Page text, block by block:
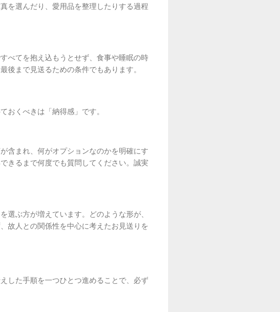
を選んだり、愛用品を整理したりする過程
べてを抱え込もうとせず、食事や睡眠の時
後まで見送るための条件でもあります。
おくべきは「納得感」です。
含まれ、何がオプションなのかを明確にす
きるまで何度でも質問してください。誠実
選ぶ方が増えています。どのような形が、
故人との関係性を中心に考えたお見送りを
した手順を一つひとつ進めることで、必ず